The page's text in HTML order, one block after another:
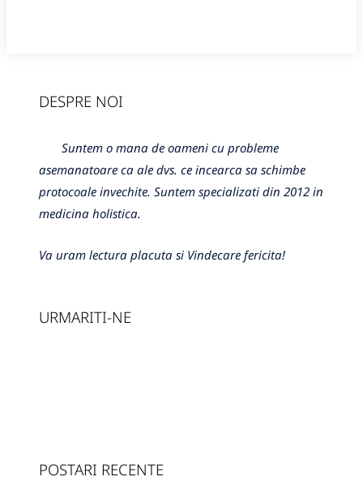
DESPRE NOI
Suntem o mana de oameni cu probleme
asemanatoare ca ale dvs. ce incearca sa schimbe
protocoale invechite. Suntem specializati din 2012 in
medicina holistica.
Va uram lectura placuta si Vindecare fericita!
URMARITI-NE
POSTARI RECENTE